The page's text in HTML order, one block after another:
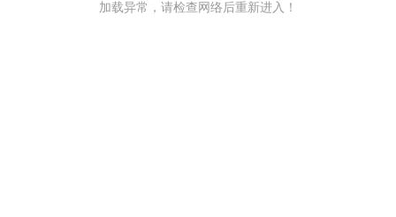
加载异常，请检查网络后重新进入！